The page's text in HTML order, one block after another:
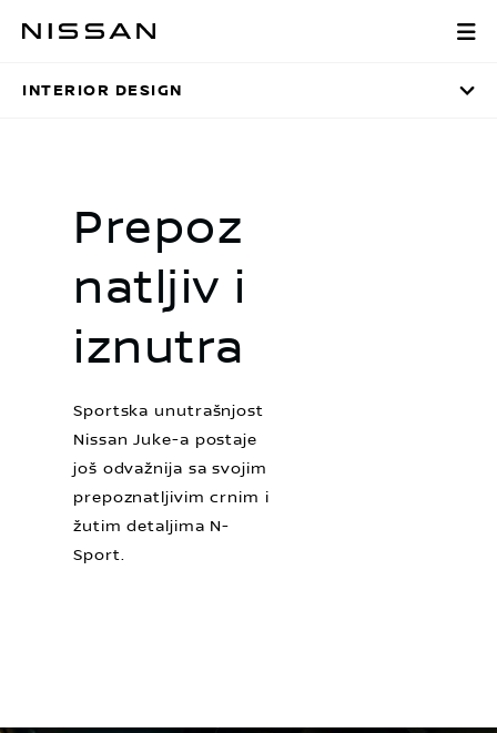
na
sadržaj
Interior Design
INTERIOR DESIGN
Prepoz
natljiv i
iznutra
Sportska unutrašnjost
Nissan Juke-a postaje
još odvažnija sa svojim
prepoznatljivim crnim i
žutim detaljima N-
Sport.